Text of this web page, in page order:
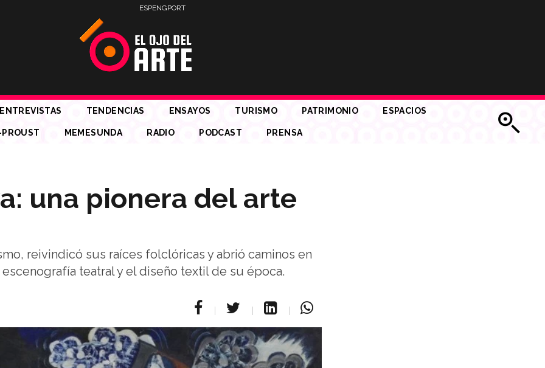
ESPENGPORT
ENTREVISTAS TENDENCIAS ENSAYOS TURISMO PATRIMONIO ESPACIOS
MEMESUNDA RADIO PODCAST PRENSA
una pionera del arte
reivindicó sus raíces folclóricas y abrió caminos en
teatral y el diseño textil de su época.